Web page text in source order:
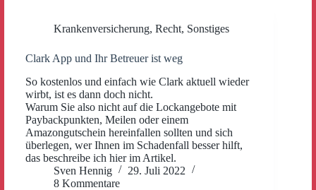
Krankenversicherung, Recht, Sonstiges
Clark App und Ihr Betreuer ist weg
So kostenlos und einfach wie Clark aktuell wieder
wirbt, ist es dann doch nicht.
Warum Sie also nicht auf die Lockangebote mit
Paybackpunkten, Meilen oder einem
Amazongutschein hereinfallen sollten und sich
überlegen, wer Ihnen im Schadenfall besser hilft,
das beschreibe ich hier im Artikel.
Sven Hennig
29. Juli 2022
8 Kommentare